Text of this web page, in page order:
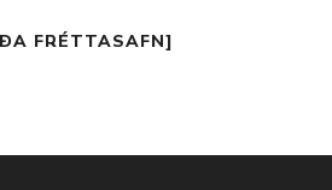
FRÉTTASAFN]